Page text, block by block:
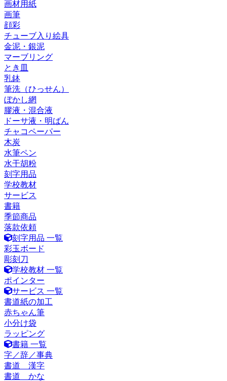
画材用紙
画筆
顔彩
チューブ入り絵具
金泥・銀泥
マーブリング
とき皿
乳鉢
筆洗（ひっせん）
ぼかし網
膠液・混合液
ドーサ液・明ばん
チャコペーパー
木炭
水筆ペン
水干胡粉
刻字用品
学校教材
サービス
書籍
季節商品
落款依頼
刻字用品 一覧
彩玉ボード
彫刻刀
学校教材 一覧
ポインター
サービス 一覧
書道紙の加工
赤ちゃん筆
小分け袋
ラッピング
書籍 一覧
字／辞／事典
書道 漢字
書道 かな